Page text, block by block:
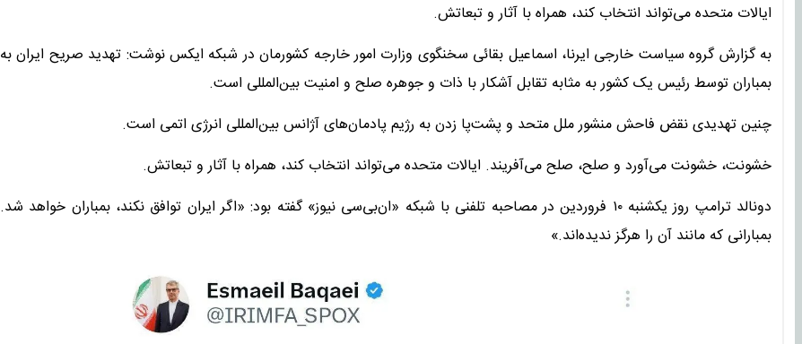
ایالات متحده می‌تواند انتخاب کند، همراه با آثار و تبعاتش.
به گزارش گروه سیاست خارجی ایرنا، اسماعیل بقائی سخنگوی وزارت امور خارجه کشورمان در شبکه ایکس نوشت: تهدید صریح ایران به
بمباران توسط رئیس یک کشور به مثابه تقابل آشکار با ذات و جوهره صلح و امنیت بین‌المللی است.
چنین تهدیدی نقض فاحش منشور ملل متحد و پشت‌پا زدن به رژیم پادمان‌های آژانس بین‌المللی انرژی اتمی است.
خشونت، خشونت می‌آورد و صلح، صلح می‌آفریند. ایالات متحده می‌تواند انتخاب کند، همراه با آثار و تبعاتش.
دونالد ترامپ روز یکشنبه ۱۰ فروردین در مصاحبه تلفنی با شبکه «ان‌بی‌سی نیوز» گفته بود: «اگر ایران توافق نکند، بمباران خواهد شد.
بمبارانی که مانند آن را هرگز ندیده‌اند.»